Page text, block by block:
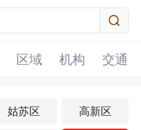
区域 机构 交通
姑苏区 高新区